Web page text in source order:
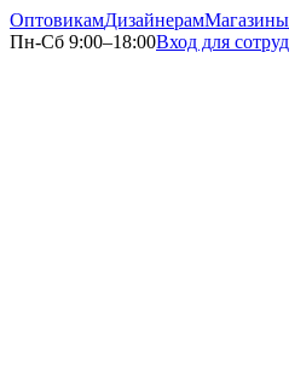
ОптовикамДизайнерамМагазины
Пн-Сб 9:00–18:00Вход для